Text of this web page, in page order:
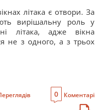
літака є отвори. За
вирішальну роль у
літака, адже вікна
не з одного, а з трьох
0 Коментарі